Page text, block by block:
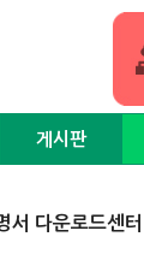
게시판
서 다운로드센터